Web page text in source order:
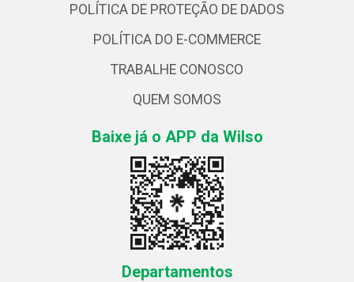
POLÍTICA DE PROTEÇÃO DE DADOS
POLÍTICA DO E-COMMERCE
TRABALHE CONOSCO
QUEM SOMOS
Baixe já o APP da Wilso
Departamentos